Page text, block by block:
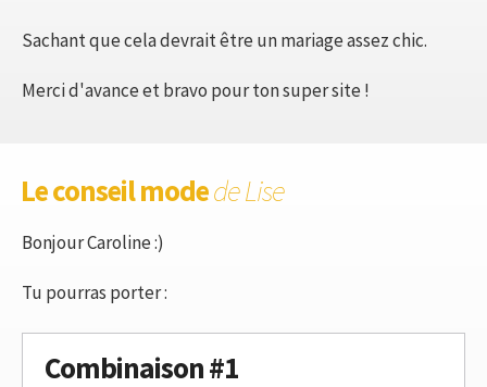
Sachant que cela devrait être un mariage assez chic.
Merci d'avance et bravo pour ton super site !
Le conseil modede Lise
Bonjour Caroline :)
Tu pourras porter :
Combinaison #1